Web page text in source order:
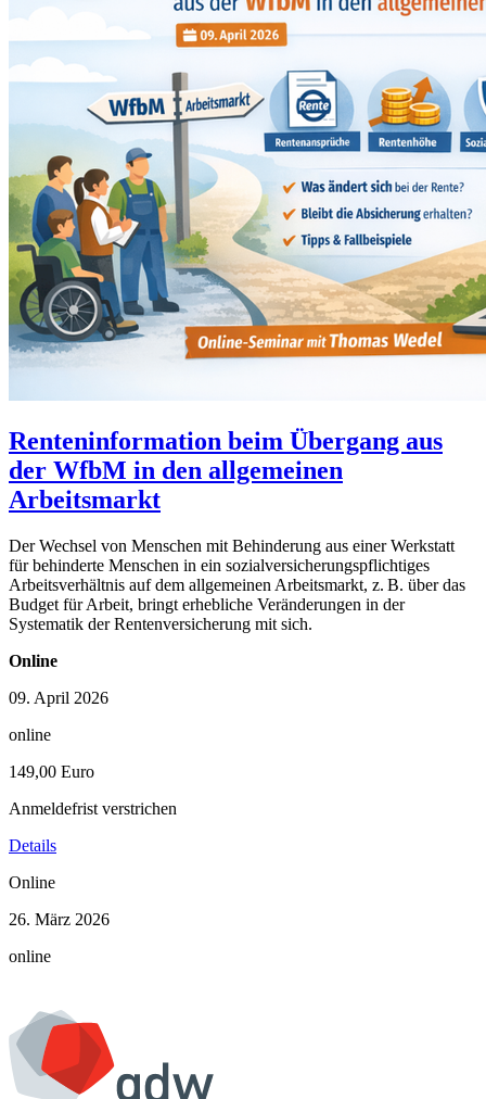
Renteninformation beim Übergang aus
der WfbM in den allgemeinen
Arbeitsmarkt
Der Wechsel von Menschen mit Behinderung aus einer Werkstatt
für behinderte Menschen in ein sozialversicherungspflichtiges
Arbeitsverhältnis auf dem allgemeinen Arbeitsmarkt, z. B. über das
Budget für Arbeit, bringt erhebliche Veränderungen in der
Systematik der Rentenversicherung mit sich.
Online
09. April 2026
online
149,00 Euro
Anmeldefrist verstrichen
Details
Online
26. März 2026
online